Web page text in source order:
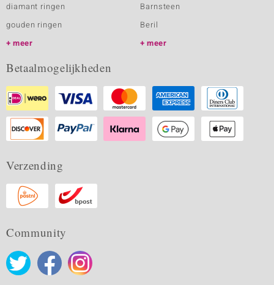
diamant ringen
gouden ringen
meer
Barnsteen
Beril
meer
Betaalmogelijkheden
Verzending
Community